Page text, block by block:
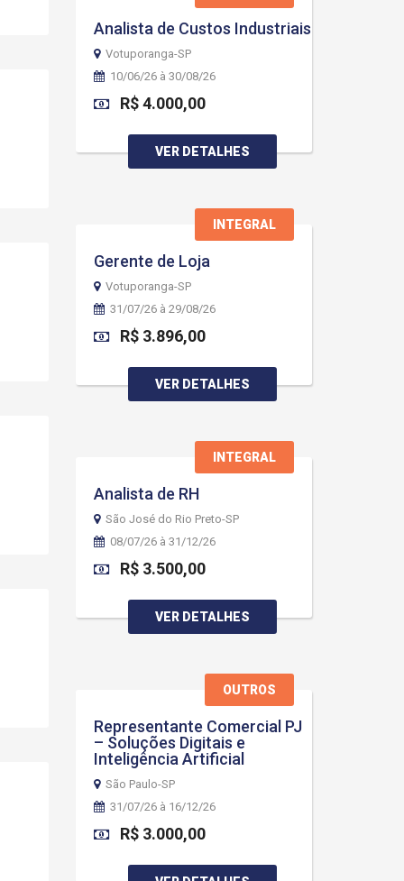
Analista de Custos Industriais
Votuporanga-SP
10/06/26 à 30/08/26
R$ 4.000,00
VER DETALHES
INTEGRAL
Gerente de Loja
Votuporanga-SP
31/07/26 à 29/08/26
R$ 3.896,00
VER DETALHES
INTEGRAL
Analista de RH
São José do Rio Preto-SP
08/07/26 à 31/12/26
R$ 3.500,00
VER DETALHES
OUTROS
Representante Comercial PJ
– Soluções Digitais e
Inteligência Artificial
São Paulo-SP
31/07/26 à 16/12/26
R$ 3.000,00